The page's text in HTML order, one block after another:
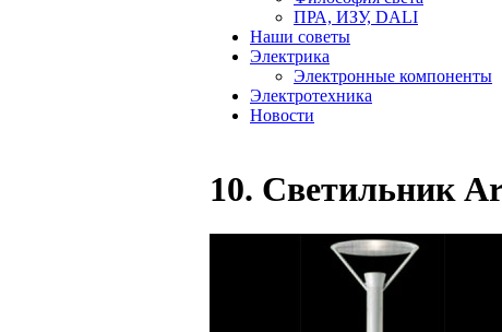
ПРА, ИЗУ, DALI
Наши советы
Электрика
Электронные компоненты
Электротехника
Новости
10. Светильник